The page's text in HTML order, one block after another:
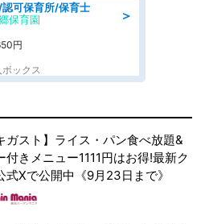
＞
認可保育所/保育士
保育園
円
ックス
ガスト】ライス・パン食べ放題&
付きメニュー1111円はお得!最新ク
式Xで公開中《9月23日まで》